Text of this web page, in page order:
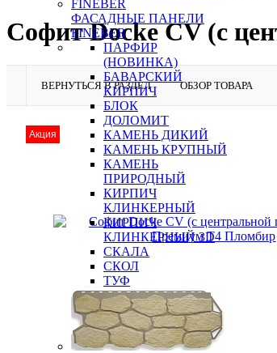
ФАСАДНЫЕ ПАНЕЛИ
FINEBER
ПАРФИР
(НОВИНКА)
БАВАРСКИЙ
КИРПИЧ
БЛОК
ДОЛОМИТ
КАМЕНЬ ДИКИЙ
КАМЕНЬ КРУПНЫЙ
КАМЕНЬ
ПРИРОДНЫЙ
КИРПИЧ
КЛИНКЕРНЫЙ
КИРПИЧ
КЛИНКЕРНЫЙ 3D
СКАЛА
СКОЛ
ТУФ
Софит Docke CV (с
ВЕРНУТЬСЯ В РАЗДЕЛ ОБЗОР ТОВАРА
Акция